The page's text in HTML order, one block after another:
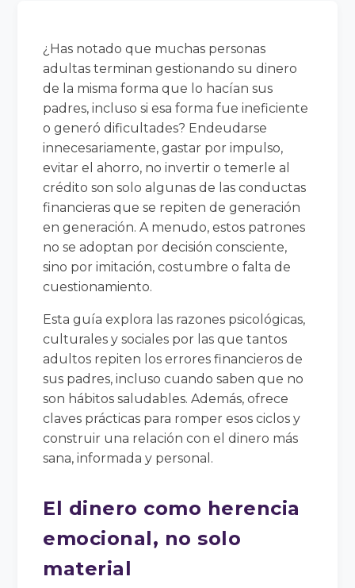
¿Has notado que muchas personas
adultas terminan gestionando su dinero
de la misma forma que lo hacían sus
padres, incluso si esa forma fue ineficiente
o generó dificultades? Endeudarse
innecesariamente, gastar por impulso,
evitar el ahorro, no invertir o temerle al
crédito son solo algunas de las conductas
financieras que se repiten de generación
en generación. A menudo, estos patrones
no se adoptan por decisión consciente,
sino por imitación, costumbre o falta de
cuestionamiento.
Esta guía explora las razones psicológicas,
culturales y sociales por las que tantos
adultos repiten los errores financieros de
sus padres, incluso cuando saben que no
son hábitos saludables. Además, ofrece
claves prácticas para romper esos ciclos y
construir una relación con el dinero más
sana, informada y personal.
El dinero como herencia
emocional, no solo
material